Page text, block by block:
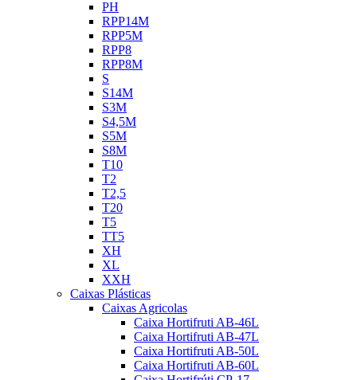
PH
RPP14M
RPP5M
RPP8
RPP8M
S
S14M
S3M
S4,5M
S5M
S8M
T10
T2
T2,5
T20
T5
TT5
XH
XL
XXH
Caixas Plásticas
Caixas Agricolas
Caixa Hortifruti AB-46L
Caixa Hortifruti AB-47L
Caixa Hortifruti AB-50L
Caixa Hortifruti AB-60L